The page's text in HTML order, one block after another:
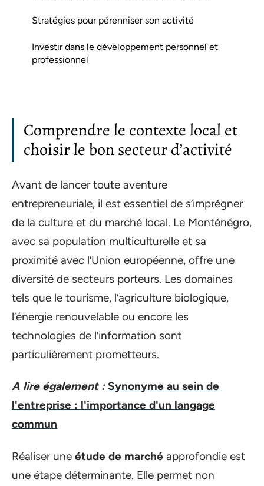
Stratégies pour pérenniser son activité
Investir dans le développement personnel et
professionnel
Comprendre le contexte local et
choisir le bon secteur d’activité
Avant de lancer toute aventure
entrepreneuriale, il est essentiel de s’imprégner
de la culture et du marché local. Le Monténégro,
avec sa population multiculturelle et sa
proximité avec l’Union européenne, offre une
diversité de secteurs porteurs. Les domaines
tels que le tourisme, l’agriculture biologique,
l’énergie renouvelable ou encore les
technologies de l’information sont
particulièrement prometteurs.
A lire également : Synonyme au sein de
l'entreprise : l'importance d'un langage
commun
Réaliser une étude de marché approfondie est
une étape déterminante. Elle permet non